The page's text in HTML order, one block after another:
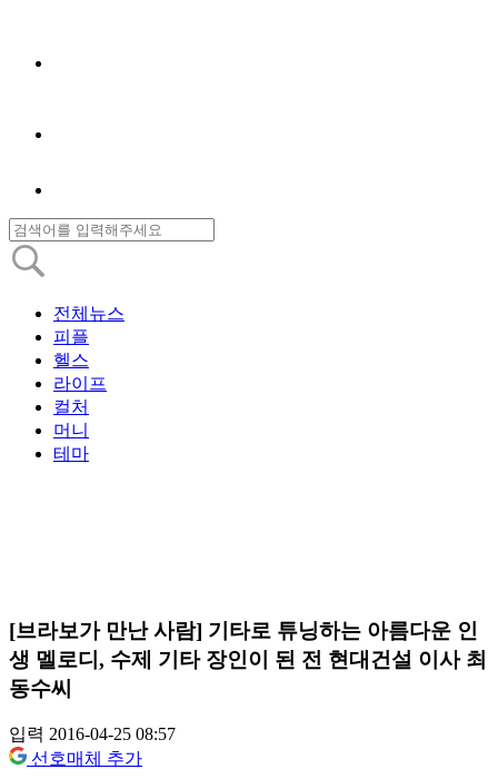
전체뉴스
피플
헬스
라이프
컬처
머니
테마
[브라보가 만난 사람] 기타로 튜닝하는 아름다운 인
생 멜로디, 수제 기타 장인이 된 전 현대건설 이사 최
동수씨
입력 2016-04-25 08:57
선호매체 추가